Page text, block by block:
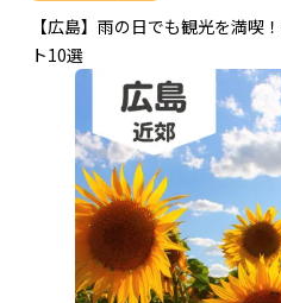
【広島】雨の日でも観光を満喫
ト10選